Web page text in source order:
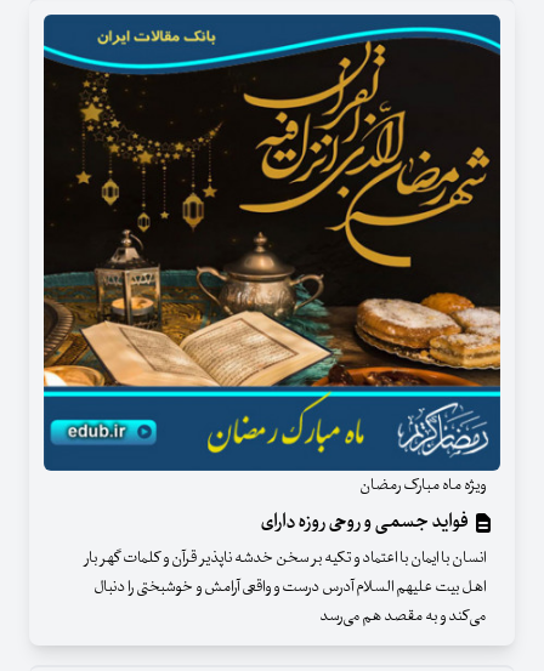
ویژه ماه مبارک رمضان
فواید جسمی و روحی روزه دارای
انسان با ایمان با اعتماد و تکیه بر سخن خدشه ناپذیر قرآن و کلمات گهر بار
اهل بیت علیهم السلام آدرس درست و واقعی آرامش و خوشبختی را دنبال
می‌کند و به مقصد هم می‌رسد